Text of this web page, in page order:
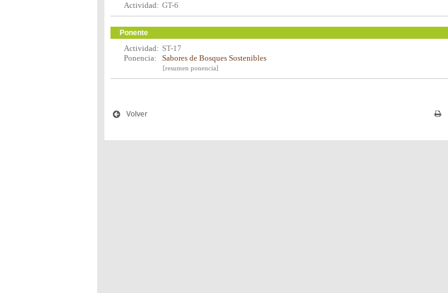
Actividad: GT-6
Ponente
Actividad: ST-17
Ponencia:
Sabores de Bosques Sostenibles
[resumen ponencia]
Volver